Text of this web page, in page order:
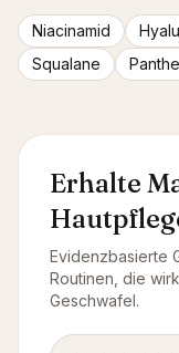
Niacinamid
Squalane
Erhalte
Evidenzbasierte
Routinen, die
Geschwafel.
E-Mail-Adresse